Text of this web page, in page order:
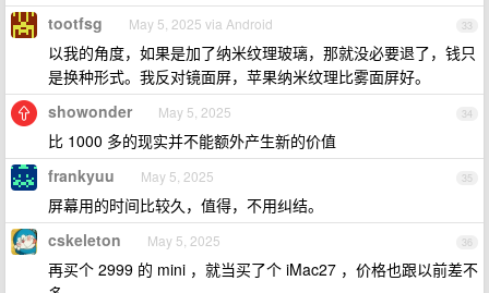
33
tootfsg May 5, 2025 via Android
以我的角度，如果是加了纳米纹理玻璃，那就没必要退了，钱只
是换种形式。我反对镜面屏，苹果纳米纹理比雾面屏好。
34
showonder May 5, 2025
比 1000 多的现实并不能额外产生新的价值
35
frankyuu May 5, 2025
屏幕用的时间比较久，值得，不用纠结。
36
cskeleton May 5, 2025
再买个 2999 的 mini ，就当买了个 iMac27 ，价格也跟以前差不